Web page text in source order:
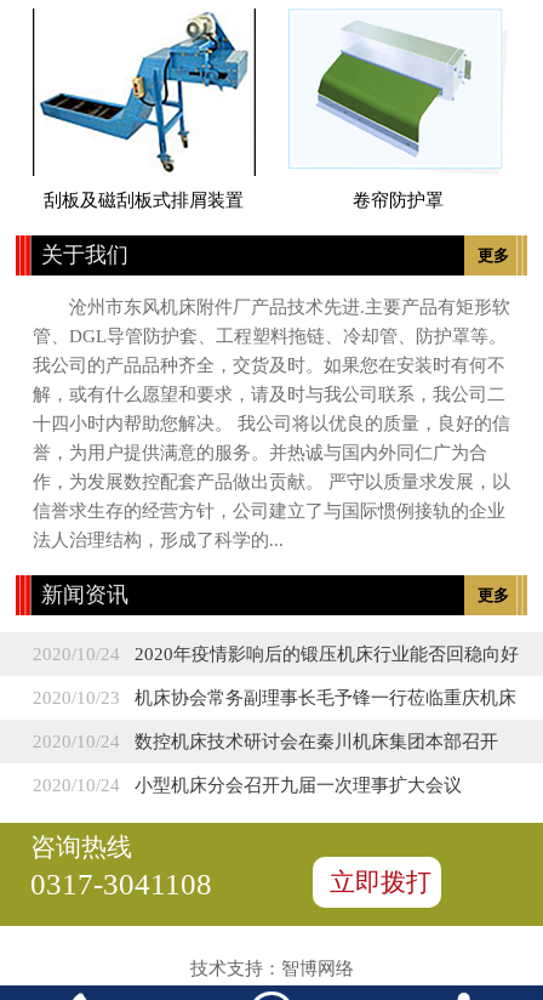
刮板及磁刮板式排屑装置 卷帘防护罩
更多
关于我们
沧州市东风机床附件厂产品技术先进.主要产品有矩形软
管、DGL导管防护套、工程塑料拖链、冷却管、防护罩等。
我公司的产品品种齐全，交货及时。如果您在安装时有何不
解，或有什么愿望和要求，请及时与我公司联系，我公司二
十四小时内帮助您解决。 我公司将以优良的质量，良好的信
誉，为用户提供满意的服务。并热诚与国内外同仁广为合
作，为发展数控配套产品做出贡献。 严守以质量求发展，以
信誉求生存的经营方针，公司建立了与国际惯例接轨的企业
法人治理结构，形成了科学的...
更多
新闻资讯
2020/10/24 2020年疫情影响后的锻压机床行业能否回稳向好
2020/10/23 机床协会常务副理事长毛予锋一行莅临重庆机床
2020/10/24 数控机床技术研讨会在秦川机床集团本部召开
2020/10/24 小型机床分会召开九届一次理事扩大会议
咨询热线
0317-3041108 立即拨打
技术支持： 智博网络